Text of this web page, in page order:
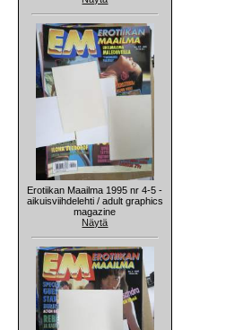
Erotiikan Maailma 1995 nr 4-5 -
aikuisviihdelehti / adult graphics
magazine
Näytä